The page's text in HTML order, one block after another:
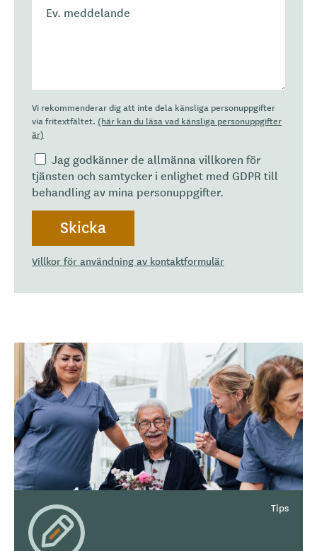
Vi rekommenderar dig att inte dela känsliga personuppgifter
via fritextfältet. (här kan du läsa vad känsliga personuppgifter
är)
Jag godkänner de allmänna villkoren för
tjänsten och samtycker i enlighet med GDPR till
behandling av mina personuppgifter.
Villkor för användning av kontaktformulär